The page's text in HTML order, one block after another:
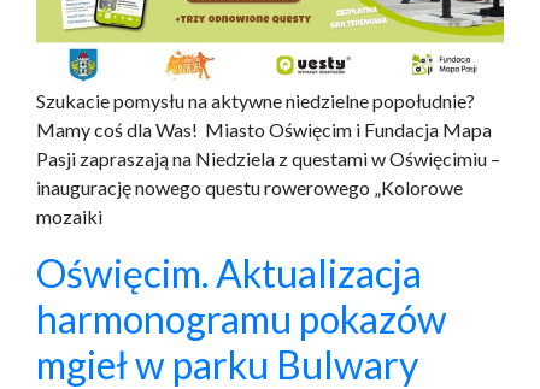
Szukacie pomysłu na aktywne niedzielne popołudnie?
Mamy coś dla Was! Miasto Oświęcim i Fundacja Mapa
Pasji zapraszają na Niedziela z questami w Oświęcimiu –
inaugurację nowego questu rowerowego „Kolorowe
mozaiki
Oświęcim. Aktualizacja
harmonogramu pokazów
mgieł w parku Bulwary